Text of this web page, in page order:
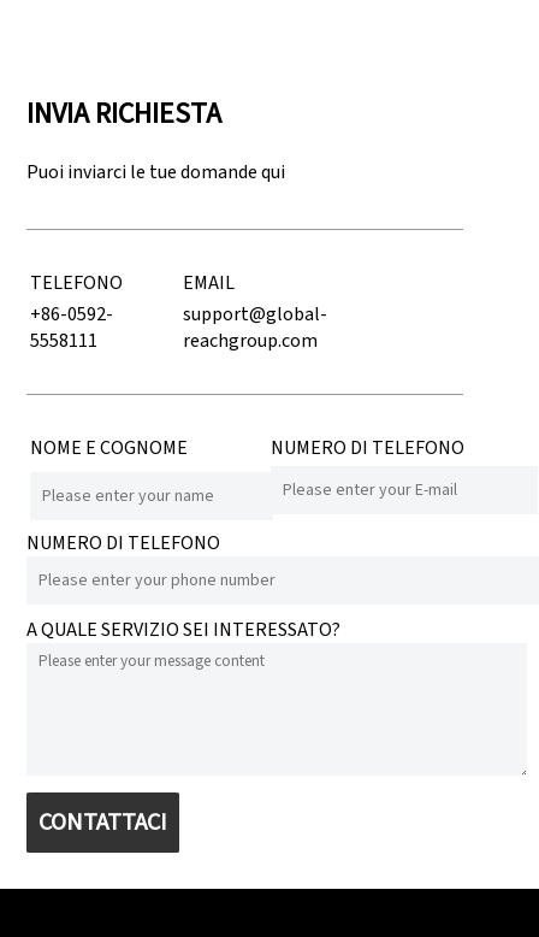
INVIA RICHIESTA
Puoi inviarci le tue domande qui
TELEFONO
EMAIL
+86-0592-
5558111
support@global-
reachgroup.com
NOME E COGNOME NUMERO DI TELEFONO
NUMERO DI TELEFONO
A QUALE SERVIZIO SEI INTERESSATO?
CONTATTACI